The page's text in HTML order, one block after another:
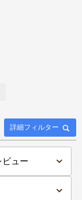
詳細フィルター